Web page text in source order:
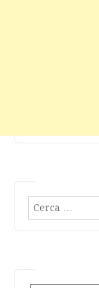
Ricerca
per: